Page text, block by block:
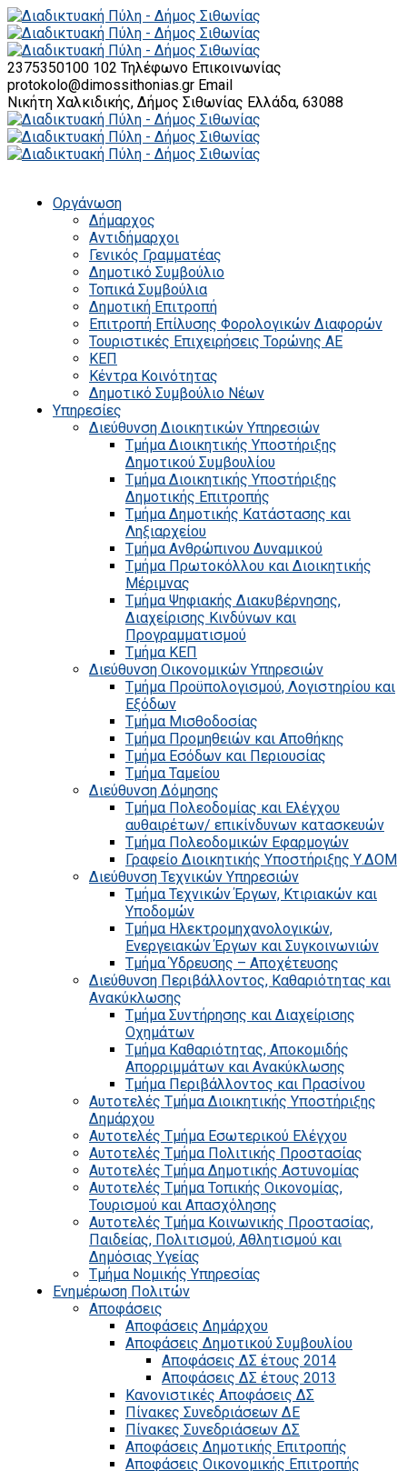
2375350100 102 Τηλέφωνο Επικοινωνίας
protokolo@dimossithonias.gr Email
Νικήτη Χαλκιδικής, Δήμος Σιθωνίας Ελλάδα, 63088
Οργάνωση
Δήμαρχος
Αντιδήμαρχοι
Γενικός Γραμματέας
Δημοτικό Συμβούλιο
Τοπικά Συμβούλια
Δημοτική Επιτροπή
Επιτροπή Επίλυσης Φορολογικών Διαφορών
Τουριστικές Επιχειρήσεις Τορώνης ΑΕ
ΚΕΠ
Κέντρα Κοινότητας
Δημοτικό Συμβούλιο Νέων
Υπηρεσίες
Διεύθυνση Διοικητικών Υπηρεσιών
Τμήμα Διοικητικής Υποστήριξης
Δημοτικού Συμβουλίου
Τμήμα Διοικητικής Υποστήριξης
Δημοτικής Επιτροπής
Τμήμα Δημοτικής Κατάστασης και
Ληξιαρχείου
Τμήμα Ανθρώπινου Δυναμικού
Τμήμα Πρωτοκόλλου και Διοικητικής
Μέριμνας
Τμήμα Ψηφιακής Διακυβέρνησης,
Διαχείρισης Κινδύνων και
Προγραμματισμού
Τμήμα ΚΕΠ
Διεύθυνση Οικονομικών Υπηρεσιών
Τμήμα Προϋπολογισμού, Λογιστηρίου και
Εξόδων
Τμήμα Μισθοδοσίας
Τμήμα Προμηθειών και Αποθήκης
Τμήμα Εσόδων και Περιουσίας
Τμήμα Ταμείου
Διεύθυνση Δόμησης
Τμήμα Πολεοδομίας και Ελέγχου
αυθαιρέτων/ επικίνδυνων κατασκευών
Τμήμα Πολεοδομικών Εφαρμογών
Γραφείο Διοικητικής Υποστήριξης Υ.ΔΟΜ
Διεύθυνση Τεχνικών Υπηρεσιών
Τμήμα Τεχνικών Έργων, Κτιριακών και
Υποδομών
Τμήμα Ηλεκτρομηχανολογικών,
Ενεργειακών Έργων και Συγκοινωνιών
Τμήμα Ύδρευσης – Αποχέτευσης
Διεύθυνση Περιβάλλοντος, Καθαριότητας και
Ανακύκλωσης
Τμήμα Συντήρησης και Διαχείρισης
Οχημάτων
Τμήμα Καθαριότητας, Αποκομιδής
Απορριμμάτων και Ανακύκλωσης
Τμήμα Περιβάλλοντος και Πρασίνου
Αυτοτελές Τμήμα Διοικητικής Υποστήριξης
Δημάρχου
Αυτοτελές Τμήμα Εσωτερικού Ελέγχου
Αυτοτελές Τμήμα Πολιτικής Προστασίας
Αυτοτελές Τμήμα Δημοτικής Αστυνομίας
Αυτοτελές Τμήμα Τοπικής Οικονομίας,
Τουρισμού και Απασχόλησης
Αυτοτελές Τμήμα Κοινωνικής Προστασίας,
Παιδείας, Πολιτισμού, Αθλητισμού και
Δημόσιας Υγείας
Τμήμα Νομικής Υπηρεσίας
Ενημέρωση Πολιτών
Αποφάσεις
Αποφάσεις Δημάρχου
Αποφάσεις Δημοτικού Συμβουλίου
Αποφάσεις ΔΣ έτους 2014
Αποφάσεις ΔΣ έτους 2013
Κανονιστικές Αποφάσεις ΔΣ
Πίνακες Συνεδριάσεων ΔΕ
Πίνακες Συνεδριάσεων ΔΣ
Αποφάσεις Δημοτικής Επιτροπής
Αποφάσεις Οικονομικής Επιτροπής